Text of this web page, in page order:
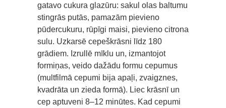
gatavo cukura glazūru: sakul olas baltumu
stingrās putās, pamazām pievieno
pūdercukuru, rūpīgi maisi, pievieno citrona
sulu. Uzkarsē cepeškrāsni līdz 180
grādiem. Izrullē mīklu un, izmantojot
formiņas, veido dažādu formu cepumus
(multfilmā cepumi bija apaļi, zvaigznes,
kvadrāta un zieda formā). Liec krāsnī un
cep aptuveni 8–12 minūtes. Kad cepumi